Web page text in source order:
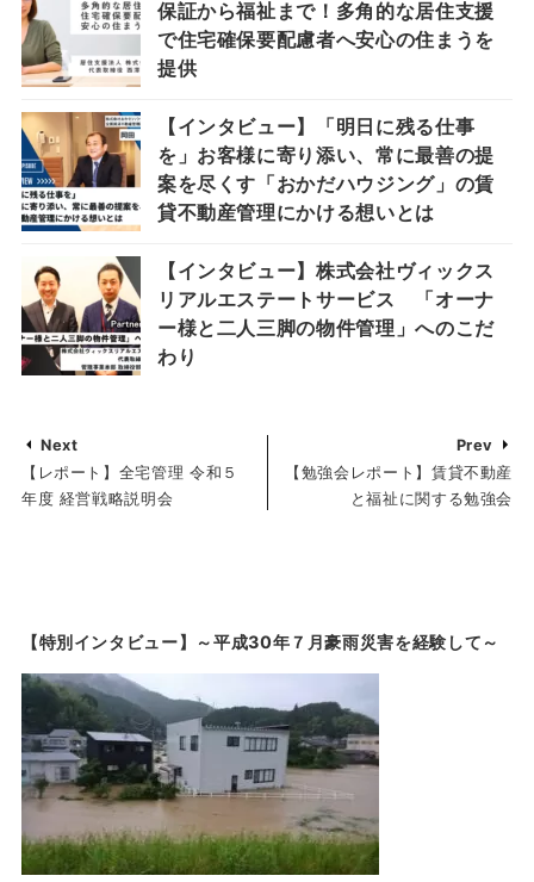
保証から福祉まで！多角的な居住支援
で住宅確保要配慮者へ安心の住まうを
提供
【インタビュー】「明日に残る仕事
を」お客様に寄り添い、常に最善の提
案を尽くす「おかだハウジング」の賃
貸不動産管理にかける想いとは
【インタビュー】株式会社ヴィックス
リアルエステートサービス 「オーナ
ー様と二人三脚の物件管理」へのこだ
わり
Next
【レポート】全宅管理 令和５
年度 経営戦略説明会
Prev
【勉強会レポート】賃貸不動産
と福祉に関する勉強会
【特別インタビュー】～平成30年７月豪雨災害を経験して～